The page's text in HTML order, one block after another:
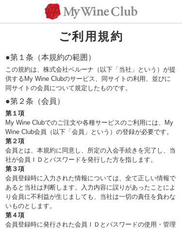
ご利用規約
●第１条（本規約の範囲）
この規約は、株式会社ベルーナ（以下「当社」という）が提
供するMy Wine Clubのサービス、同サイトの利用、並びに
同サイトの会員について規定したものです。
●第２条（会員）
第１項
My Wine Clubでのご注文や各種サービスのご利用には、My
Wine Club会員（以下「会員」という）の登録が必要です。
第２項
会員とは、本規約に同意し、所定の入会手続きを完了し、当
社が会員ＩＤとパスワードを発行した方を指します。
第３項
会員登録時に入力された情報については、全て正しい情報で
あると当社は判断します。入力内容に誤りがあったことによ
り会員に不利益が生じましても、当社は一切の責任を負わな
いものとします。
第４項
会員登録時に発行された会員ＩＤとパスワードの使用・管理